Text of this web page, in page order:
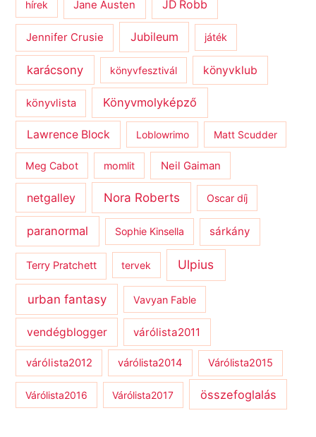
hírek Jane Austen JD Robb
Jennifer Crusie Jubileum játék
karácsony könyvfesztivál könyvklub
könyvlista Könyvmolyképző
Lawrence Block Loblowrimo Matt Scudder
Meg Cabot momlit Neil Gaiman
netgalley Nora Roberts Oscar díj
paranormal Sophie Kinsella sárkány
Terry Pratchett tervek Ulpius
urban fantasy Vavyan Fable
vendégblogger várólista2011
várólista2012 várólista2014 Várólista2015
Várólista2016 Várólista2017 összefoglalás